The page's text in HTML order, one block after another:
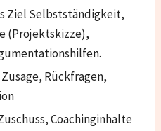
Ziel Selbstständigkeit,
(Projektskizze),
Rückfragen,
Coachinginhalte